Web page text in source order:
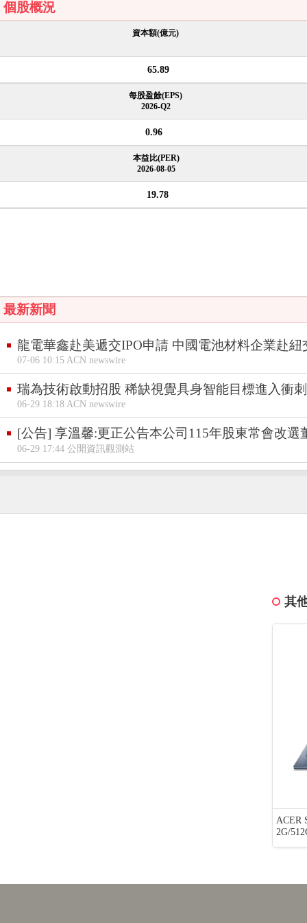
個股概況
資本額(億元)
65.89
每股盈餘(EPS)
2026-Q2
0.96
本益比(PER)
2026-08-05
19.78
最新新聞
龍電華鑫赴美遞交IPO申請 中國電池材料企業赴紐
07-06 10:15 ACN newswire
瑞為技術啟動招股 稀缺視覺具身智能目標進入衝刺
06-29 18:18 ACN newswire
[公告] 享溫馨:更正公告本公司115年股東常會改選
06-29 17:44 公開資訊觀測站
其
ACER
2G/